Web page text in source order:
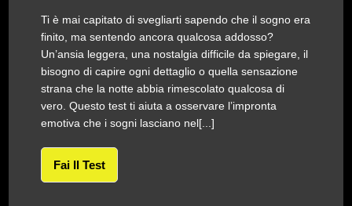
Ti è mai capitato di svegliarti sapendo che il sogno era
finito, ma sentendo ancora qualcosa addosso?
Un’ansia leggera, una nostalgia difficile da spiegare, il
bisogno di capire ogni dettaglio o quella sensazione
strana che la notte abbia rimescolato qualcosa di
vero. Questo test ti aiuta a osservare l’impronta
emotiva che i sogni lasciano nel[...]
Fai Il Test